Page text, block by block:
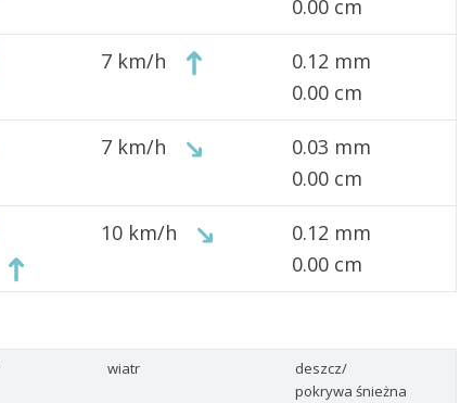
0.00 cm
7 km/h
0.12 mm
0.00 cm
7 km/h
0.03 mm
0.00 cm
10 km/h
0.12 mm
0.00 cm
wiatr
deszcz/
pokrywa śnieżna